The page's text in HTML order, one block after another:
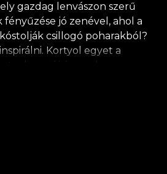
gazdag lenvászon szerű
fényűzése jó zenével, ahol a
csillogó poharakból?
Kortyol egyet a
Tervezőinknek sikerül
a színek összhangba